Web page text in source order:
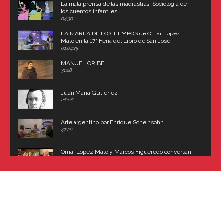
La mala prensa de las madrastras: Sociología de
los cuentos infantiles
04:30
LA MAREA DE LOS TIEMPOS de Omar López
Mato en la 17° Feria del Libro de San José
(Uruguay)
01:04:25
MANUEL ORIBE
31:28
Juan María Gutiérrez
26:08
Arte argentino por Enrique Scheinsohn
47:26
Omar López Mato y Marcos Figueredo conversan